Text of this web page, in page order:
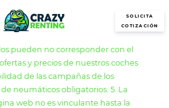
SOLICITA
COTIZACIÓN
pueden no corresponder con el
y precios de nuestros coches
de las campañas de los
neumáticos obligatorios. 5. La
web no es vinculante hasta la